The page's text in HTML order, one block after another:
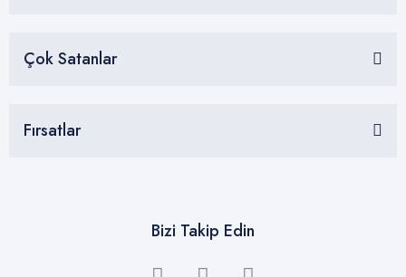
Çok Satanlar
Fırsatlar
Bizi Takip Edin